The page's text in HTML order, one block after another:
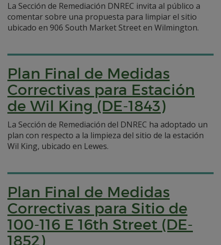
La Sección de Remediación DNREC invita al público a
comentar sobre una propuesta para limpiar el sitio
ubicado en 906 South Market Street en Wilmington.
Plan Final de Medidas
Correctivas para Estación
de Wil King (DE-1843)
La Sección de Remediación del DNREC ha adoptado un
plan con respecto a la limpieza del sitio de la estación
Wil King, ubicado en Lewes.
Plan Final de Medidas
Correctivas para Sitio de
100-116 E 16th Street (DE-
1852)